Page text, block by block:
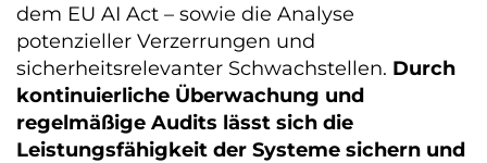
dem EU AI Act – sowie die Analyse
potenzieller Verzerrungen und
sicherheitsrelevanter Schwachstellen. Durch
kontinuierliche Überwachung und
regelmäßige Audits lässt sich die
Leistungsfähigkeit der Systeme sichern und